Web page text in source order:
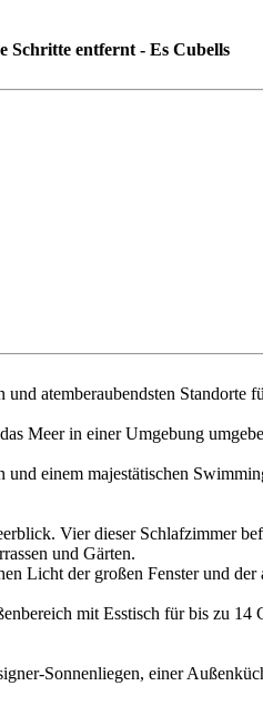
Schritte entfernt - Es Cubells
atemberaubendsten
Meer in einer Umgebung
einem majestätischen
Vier dieser Schlafzimmer
und Gärten.
Licht der großen Fenster und der
mit Esstisch für bis zu 14
Sonnenliegen, einer